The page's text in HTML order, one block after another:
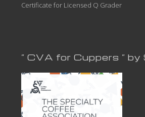
Certificate for Licensed Q Grader
” CVA for Cuppers ” by